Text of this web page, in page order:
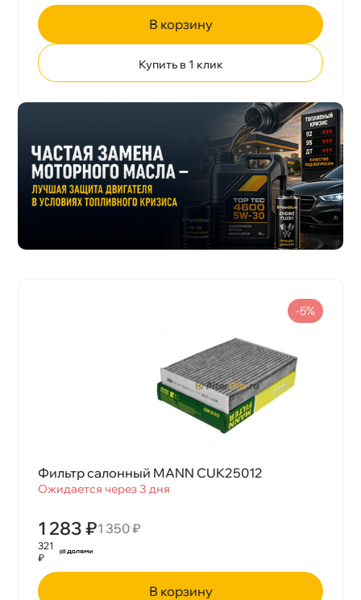
корзину
Купить в 1 клик
Фильтр салонный MANN CUK25012
Ожидается через 3 дня
1 283 ₽1 350 ₽
-5%
321
₽
корзину